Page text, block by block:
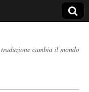
cambia il mondo